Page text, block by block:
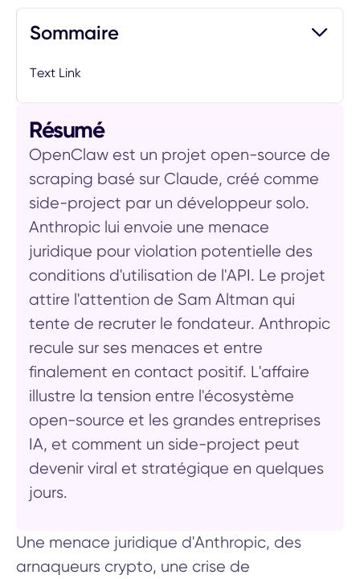
Résumé
OpenClaw est un projet open-source de
scraping basé sur Claude, créé comme
side-project par un développeur solo.
Anthropic lui envoie une menace
juridique pour violation potentielle des
conditions d'utilisation de l'API. Le projet
attire l'attention de Sam Altman qui
tente de recruter le fondateur. Anthropic
recule sur ses menaces et entre
finalement en contact positif. L'affaire
illustre la tension entre l'écosystème
open-source et les grandes entreprises
IA, et comment un side-project peut
devenir viral et stratégique en quelques
jours.
Une menace juridique d'Anthropic, des
arnaqueurs crypto, une crise de
Sommaire
Text Link